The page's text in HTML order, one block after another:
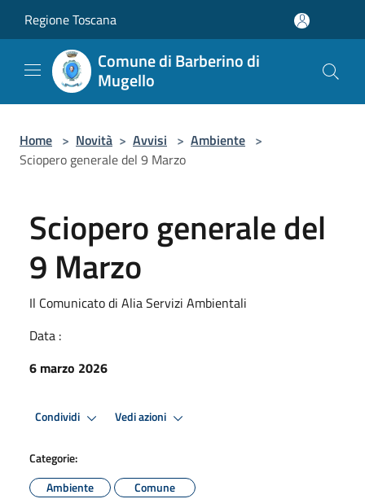
Regione Toscana
Comune di Barberino di
Mugello
Home > Novità > Avvisi > Ambiente >
Sciopero generale del 9 Marzo
Sciopero generale del
9 Marzo
Il Comunicato di Alia Servizi Ambientali
Data :
6 marzo 2026
Condividi Vedi azioni
Categorie:
Ambiente
Comune